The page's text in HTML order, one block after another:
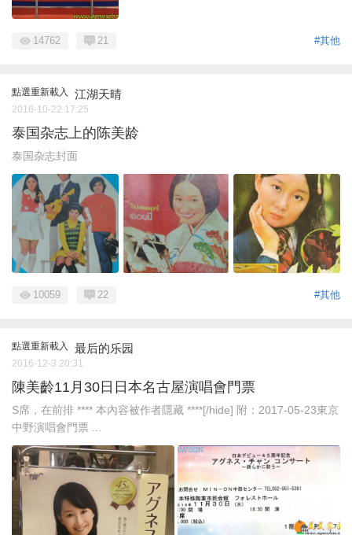
#其他
14762 21
點選重新載入 江湖天晴
2016-10-22 17:25
泰国杂志上的陈美龄
泰国杂志封面
#其他
10059 22
點選重新載入 最后的乐园
2016-12-3 20:31
陳美齡11月30日日本名古屋演唱會門票
S席，在前排 **** 本內容被作者隱藏 ****[/hide] 附：2017-05-23東京
中野演唱會門票 ...